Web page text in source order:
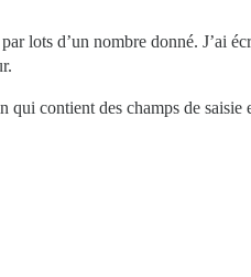
lots d’un nombre donné. J’ai
contient des champs de